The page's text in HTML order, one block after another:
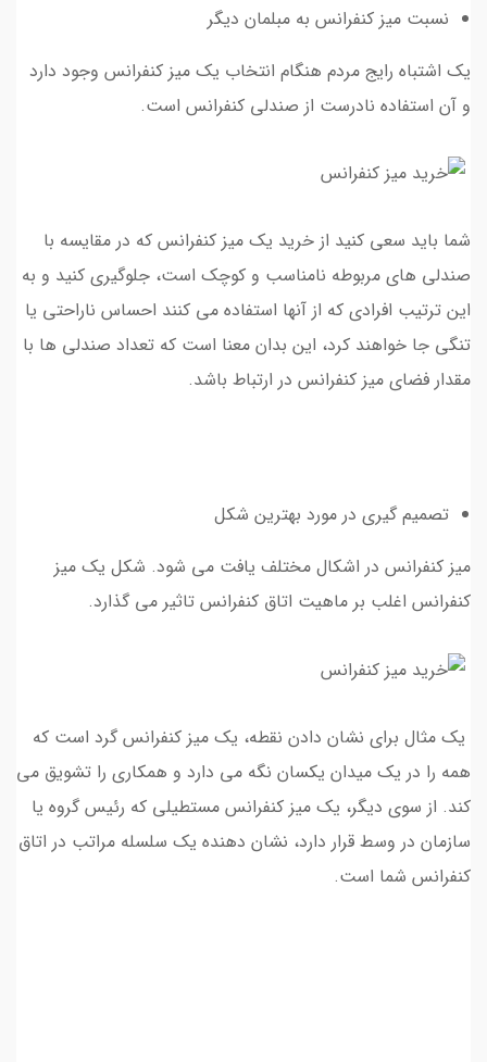
نسبت میز کنفرانس به مبلمان دیگر
یک اشتباه رایج مردم هنگام انتخاب یک میز کنفرانس وجود دارد
و آن استفاده نادرست از صندلی کنفرانس است.
شما باید سعی کنید از خرید یک میز کنفرانس که در مقایسه با
صندلی های مربوطه نامناسب و کوچک است، جلوگیری کنید و به
این ترتیب افرادی که از آنها استفاده می کنند احساس ناراحتی یا
تنگی جا خواهند کرد، این بدان معنا است که تعداد صندلی ها با
مقدار فضای میز کنفرانس در ارتباط باشد.
تصمیم گیری در مورد بهترین شکل
میز کنفرانس در اشکال مختلف یافت می شود. شکل یک میز
کنفرانس اغلب بر ماهیت اتاق کنفرانس تاثیر می گذارد.
یک مثال برای نشان دادن نقطه، یک میز کنفرانس گرد است که
همه را در یک میدان یکسان نگه می دارد و همکاری را تشویق می
کند. از سوی دیگر، یک میز کنفرانس مستطیلی که رئیس گروه یا
سازمان در وسط قرار دارد، نشان دهنده یک سلسله مراتب در اتاق
کنفرانس شما است.